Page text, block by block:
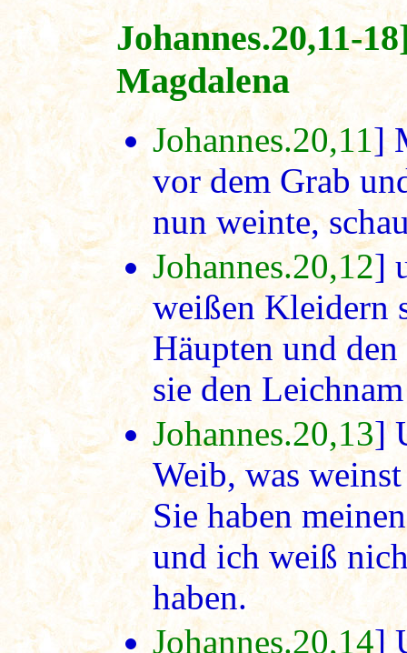
Johannes.20,11-
Magdalena
Johannes.20,11]
vor dem Grab
nun weinte,
Johannes.20,12]
weißen Kleidern
Häupten und
sie den
Johannes.20,13]
Weib, was
Sie haben
und ich weiß
haben.
Johannes.20,14]